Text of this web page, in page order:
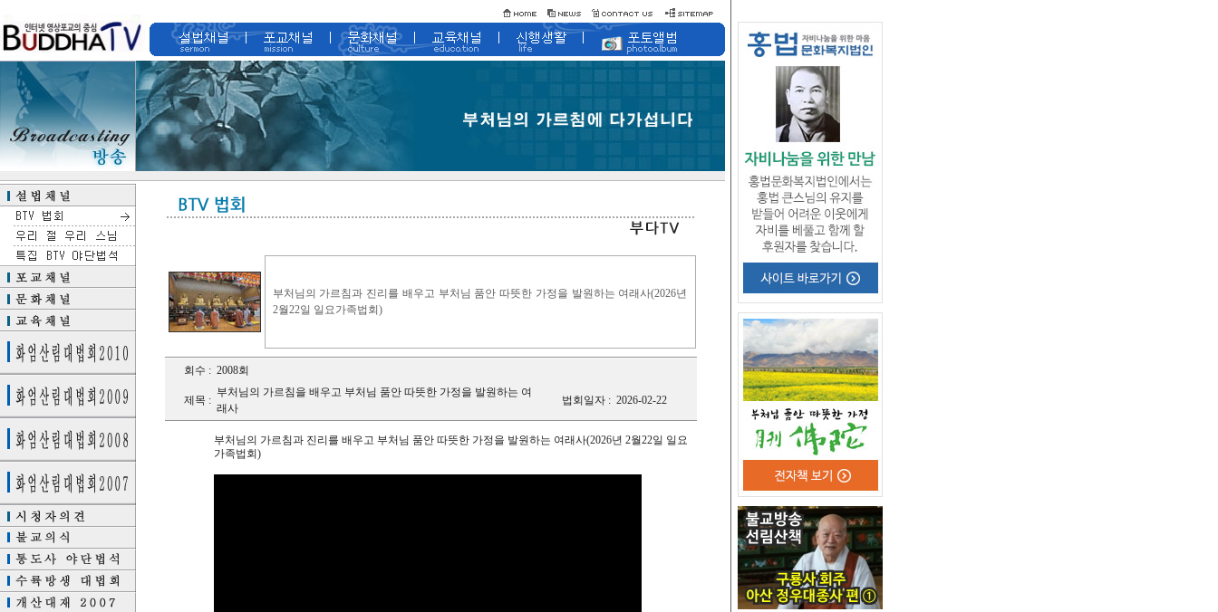
부처님의 가르침과 진리를 배우고 부처님 품안 따뜻한 가정을 발원하는 여래사(2026년
2월22일 일요가족법회)
회수 : 2008회
제목 :
부처님의 가르침을 배우고 부처님 품안 따뜻한 가정을 발원하는 여
래사
법회일자 : 2026-02-22
부처님의 가르침과 진리를 배우고 부처님 품안 따뜻한 가정을 발원하는 여래사(2026년 2월22일 일요
가족법회)